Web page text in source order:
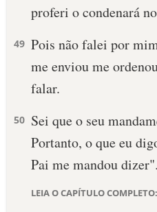
TERMO BÍBLICO JOGOS
QUEM SOMOS
LOJA BÍBLIAON
proferi o condenará
49 Pois não falei por
me enviou me
falar.
50 Sei que o seu
Portanto, o que eu
Pai me mandou dizer".
LEIA O CAPÍTULO COMPLETO: